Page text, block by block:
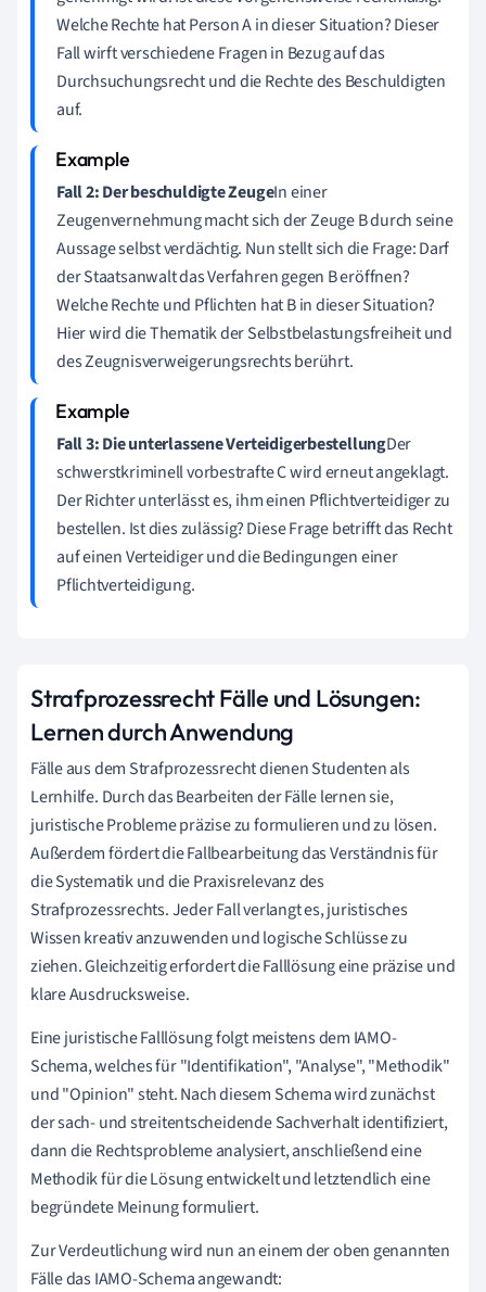
Welche Rechte hat Person A in dieser Situation? Dieser
Fall wirft verschiedene Fragen in Bezug auf das
Durchsuchungsrecht und die Rechte des Beschuldigten
auf.
Fall 2: Der beschuldigte ZeugeIn einer
Zeugenvernehmung macht sich der Zeuge B durch seine
Aussage selbst verdächtig. Nun stellt sich die Frage: Darf
der Staatsanwalt das Verfahren gegen B eröffnen?
Welche Rechte und Pflichten hat B in dieser Situation?
Hier wird die Thematik der Selbstbelastungsfreiheit und
des Zeugnisverweigerungsrechts berührt.
Fall 3: Die unterlassene VerteidigerbestellungDer
schwerstkriminell vorbestrafte C wird erneut angeklagt.
Der Richter unterlässt es, ihm einen Pflichtverteidiger zu
bestellen. Ist dies zulässig? Diese Frage betrifft das Recht
auf einen Verteidiger und die Bedingungen einer
Pflichtverteidigung.
Strafprozessrecht Fälle und Lösungen:
Lernen durch Anwendung
Fälle aus dem Strafprozessrecht dienen Studenten als
Lernhilfe. Durch das Bearbeiten der Fälle lernen sie,
juristische Probleme präzise zu formulieren und zu lösen.
Außerdem fördert die Fallbearbeitung das Verständnis für
die Systematik und die Praxisrelevanz des
Strafprozessrechts. Jeder Fall verlangt es, juristisches
Wissen kreativ anzuwenden und logische Schlüsse zu
ziehen. Gleichzeitig erfordert die Falllösung eine präzise und
klare Ausdrucksweise.
Eine juristische Falllösung folgt meistens dem IAMO-
Schema, welches für "Identifikation", "Analyse", "Methodik"
und "Opinion" steht. Nach diesem Schema wird zunächst
der sach- und streitentscheidende Sachverhalt identifiziert,
dann die Rechtsprobleme analysiert, anschließend eine
Methodik für die Lösung entwickelt und letztendlich eine
begründete Meinung formuliert.
Zur Verdeutlichung wird nun an einem der oben genannten
Fälle das IAMO-Schema angewandt: